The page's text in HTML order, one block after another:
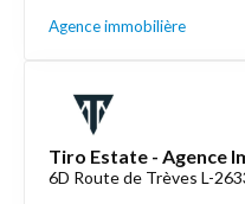
Agence immobilière
Tiro Estate - Agence
6D Route de Trèves L-